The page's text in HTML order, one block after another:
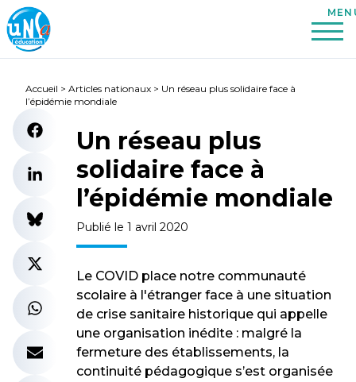
Accueil > Articles nationaux > Un réseau plus solidaire face à
l’épidémie mondiale
Un réseau plus
solidaire face à
l’épidémie mondiale
Publié le 1 avril 2020
Le COVID place notre communauté
scolaire à l'étranger face à une situation
de crise sanitaire historique qui appelle
une organisation inédite : malgré la
fermeture des établissements, la
continuité pédagogique s’est organisée